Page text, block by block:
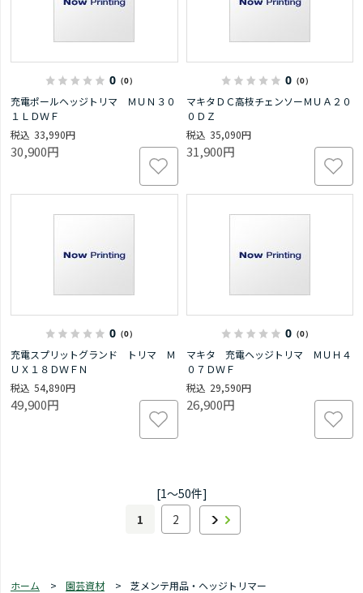
0 （0）
充電ポールヘッジトリマ ＭＵＮ３０
１ＬＤＷＦ
33,990円
30,900円
0（0）
マキタＤＣ高枝チェンソーＭＵＡ２０
０ＤＺ
35,090円
31,900円
0 （0）
充電スプリットグランド トリマ Ｍ
ＵＸ１８ＤＷＦＮ
54,890円
49,900円
0（0）
マキタ 充電ヘッジトリマ ＭＵＨ４
０７ＤＷＦ
29,590円
26,900円
[1～50件]
1
2
ホーム > 園芸資材 > 芝メンテ用品・ヘッジトリマー